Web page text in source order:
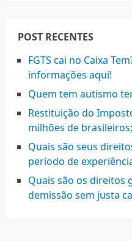
POST RECENTES
FGTS cai no Caixa
informações aqui!
Quem tem autismo
Restituição do
milhões de
Quais são seus
período de
Quais são os direitos
demissão sem justa